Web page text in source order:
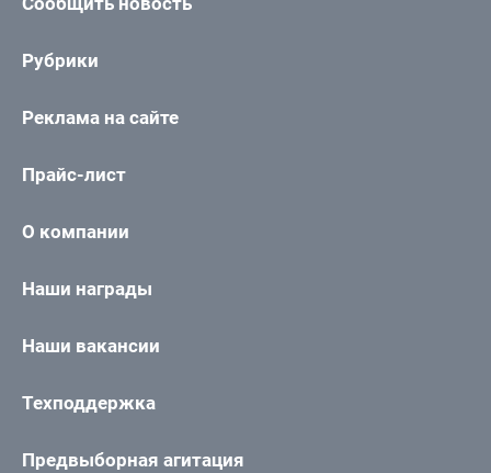
Рубрики
Реклама на сайте
Прайс-лист
О компании
Наши награды
Наши вакансии
Техподдержка
Предвыборная агитация